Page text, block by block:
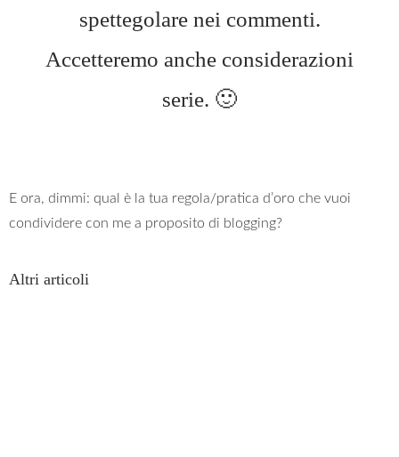
spettegolare nei commenti.
Accetteremo anche considerazioni
serie. 🙂
E ora, dimmi: qual è la tua regola/pratica d’oro che vuoi
condividere con me a proposito di blogging?
Altri articoli